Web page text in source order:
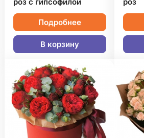
роз с гипсофилой
Подробнее
В корзину
роз